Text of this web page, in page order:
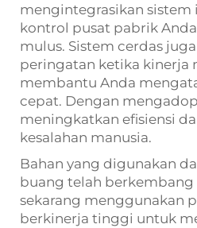
mengintegrasikan
kontrol pusat pabrik
mulus. Sistem cerdas
peringatan ketika kinerja
membantu Anda
cepat. Dengan
meningkatkan efisiensi
kesalahan manusia.
Bahan yang digunakan
buang telah berkembang
sekarang menggunakan
berkinerja tinggi untuk